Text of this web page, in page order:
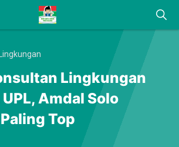
Lingkungan
UPL, Amdal Solo
Top